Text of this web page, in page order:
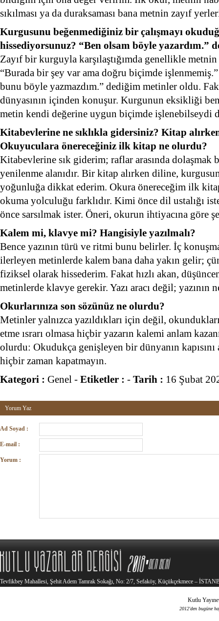
sıkılması ya da duraksaması bana metnin zayıf
Kurgusunu beğenmediğiniz bir çalışmayı
hissediyorsunuz? “Ben olsam böyle yazardım.”
Zayıf bir kurguyla karşılaştığımda genellikle
“Burada bir şey var ama doğru biçimde
bunu böyle yazmazdım.” dediğim metinler oldu.
dünyasının içinden konuşur. Kurgunun eksikliği
metin kendi değerine uygun biçimde işlenebilseydi
Kitabevlerine ne sıklıkla gidersiniz? Kitap
Okuyuculara önereceğiniz ilk kitap ne olurdu?
Kitabevlerine sık giderim; raflar arasında
yenilenme alanıdır. Bir kitap alırken diline,
yoğunluğa dikkat ederim. Okura önereceğim ilk
okuma yolculuğu farklıdır. Kimi önce dil ustalığı
önce sarsılmak ister. Öneri, okurun ihtiyacına göre
Kalem mi, klavye mi? Hangisiyle yazılmalı?
Bence yazının türü ve ritmi bunu belirler. İç
ilerleyen metinlerde kalem bana daha yakın gelir;
fiziksel olarak hissederim. Fakat hızlı akan,
metinlerde klavye gerekir. Yazı aracı değil; yazının
Okurlarınıza son sözünüz ne olurdu?
Metinler yalnızca yazıldıkları için değil,
etme ısrarı olmasa hiçbir yazarın kalemi anlam
olurdu: Okudukça genişleyen bir dünyanın kapısını
hiçbir zaman kapatmayın.
Kategori : Genel - Etiketler : - Tarih : 16 Şubat
Yorum Yaz
Ad Soyad :
E-mail :
Yorum :
Tevfikbey Mahallesi, Şehit Adem Tamrak Sokağı, No: 2/7, Sefaköy, Küçükçekmece –
Kutlu
2012'den bugüne